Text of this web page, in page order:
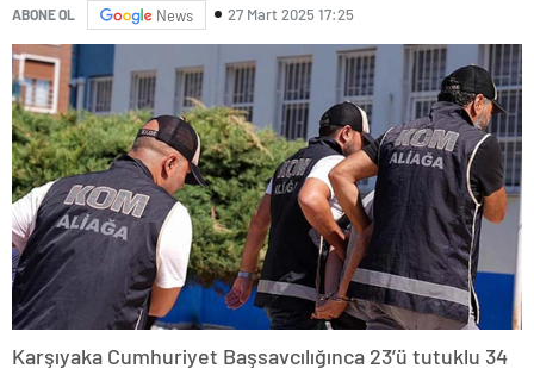
ABONE OL News 27 Mart 2025 17:25
Karşıyaka Cumhuriyet Başsavcılığınca 23’ü tutuklu 34